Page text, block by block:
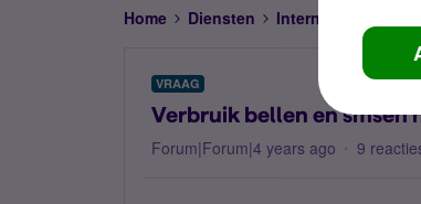
Home Diensten Internet, 4G en 5G
VRAAG
Verbruik bellen en smsen
Forum|Forum|4 years ago 9